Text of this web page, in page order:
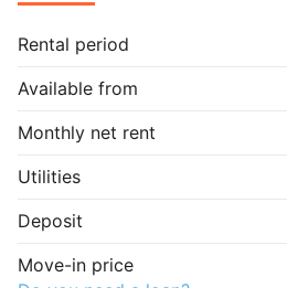
Rental period
Available from
Monthly net rent
Utilities
Deposit
Move-in price